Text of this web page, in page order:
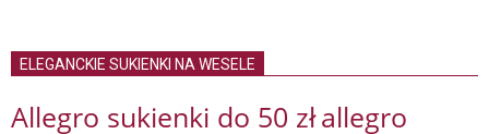
ELEGANCKIE SUKIENKI NA WESELE
Allegro sukienki do 50 złallegro